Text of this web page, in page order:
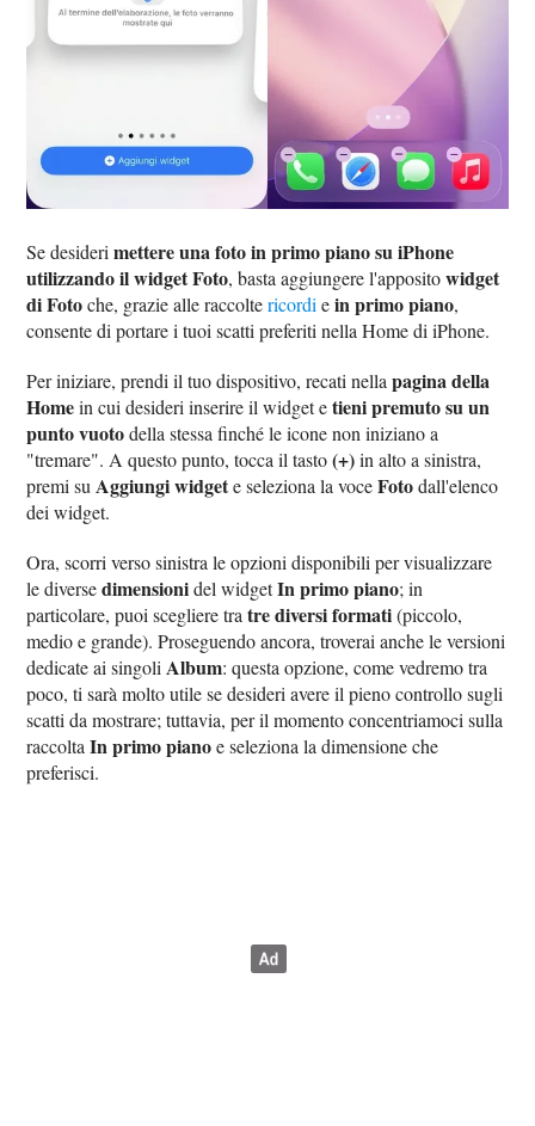
Se desiderimettere una foto in primo piano su iPhone
utilizzando il widget Foto, basta aggiungere l'appositowidget
di Fotoche, grazie alle raccoltericordiein primo piano,
consente di portare i tuoi scatti preferiti nella Home di iPhone.
Per iniziare, prendi il tuo dispositivo, recati nellapagina della
Homein cui desideri inserire il widget etieni premuto su un
punto vuotodella stessa finché le icone non iniziano a
"tremare". A questo punto, tocca il tasto(+)in alto a sinistra,
premi suAggiungi widgete seleziona la voceFotodall'elenco
dei widget.
Ora, scorri verso sinistra le opzioni disponibili per visualizzare
le diversedimensionidel widgetIn primo piano; in
particolare, puoi scegliere tratre diversi formati(piccolo,
medio e grande). Proseguendo ancora, troverai anche le versioni
dedicate ai singoliAlbum: questa opzione, come vedremo tra
poco, ti sarà molto utile se desideri avere il pieno controllo sugli
scatti da mostrare; tuttavia, per il momento concentriamoci sulla
raccoltaIn primo pianoe seleziona la dimensione che
preferisci.